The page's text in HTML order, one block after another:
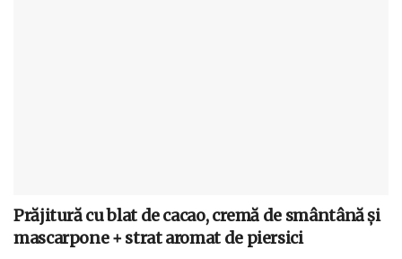
Prăjitură cu blat de cacao, cremă de smântână și
mascarpone + strat aromat de piersici